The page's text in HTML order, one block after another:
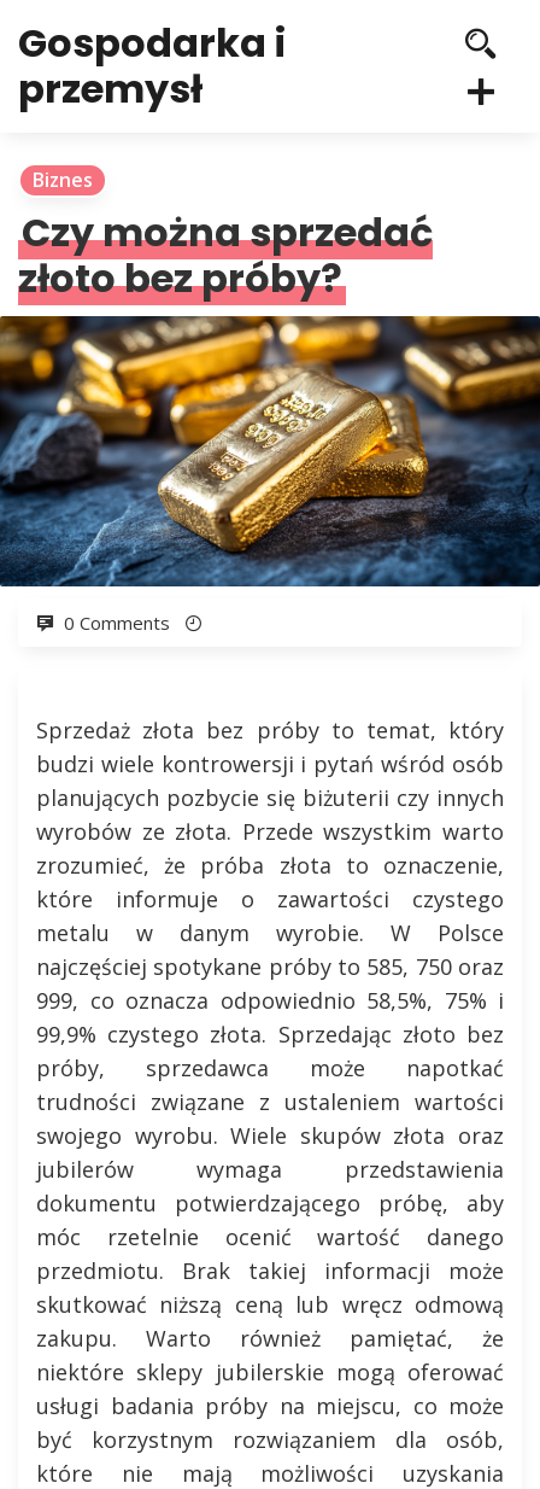
Gospodarka i
przemysł
Biznes
Czy można sprzedać
złoto bez próby?
0 Comments
Sprzedaż złota bez próby to temat, który
budzi wiele kontrowersji i pytań wśród osób
planujących pozbycie się biżuterii czy innych
wyrobów ze złota. Przede wszystkim warto
zrozumieć, że próba złota to oznaczenie,
które informuje o zawartości czystego
metalu w danym wyrobie. W Polsce
najczęściej spotykane próby to 585, 750 oraz
999, co oznacza odpowiednio 58,5%, 75% i
99,9% czystego złota. Sprzedając złoto bez
próby, sprzedawca może napotkać
trudności związane z ustaleniem wartości
swojego wyrobu. Wiele skupów złota oraz
jubilerów wymaga przedstawienia
dokumentu potwierdzającego próbę, aby
móc rzetelnie ocenić wartość danego
przedmiotu. Brak takiej informacji może
skutkować niższą ceną lub wręcz odmową
zakupu. Warto również pamiętać, że
niektóre sklepy jubilerskie mogą oferować
usługi badania próby na miejscu, co może
być korzystnym rozwiązaniem dla osób,
które nie mają możliwości uzyskania